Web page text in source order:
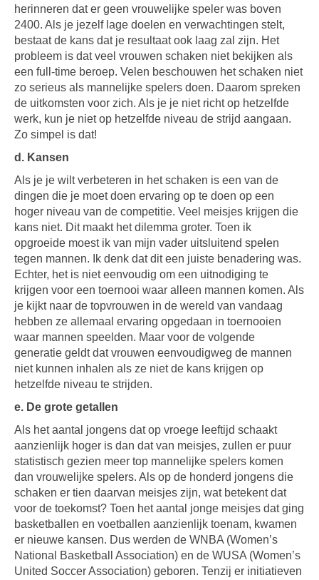
herinneren dat er geen vrouwelijke speler was boven
2400. Als je jezelf lage doelen en verwachtingen stelt,
bestaat de kans dat je resultaat ook laag zal zijn. Het
probleem is dat veel vrouwen schaken niet bekijken als
een full-time beroep. Velen beschouwen het schaken niet
zo serieus als mannelijke spelers doen. Daarom spreken
de uitkomsten voor zich. Als je je niet richt op hetzelfde
werk, kun je niet op hetzelfde niveau de strijd aangaan.
Zo simpel is dat!
d. Kansen
Als je je wilt verbeteren in het schaken is een van de
dingen die je moet doen ervaring op te doen op een
hoger niveau van de competitie. Veel meisjes krijgen die
kans niet. Dit maakt het dilemma groter. Toen ik
opgroeide moest ik van mijn vader uitsluitend spelen
tegen mannen. Ik denk dat dit een juiste benadering was.
Echter, het is niet eenvoudig om een uitnodiging te
krijgen voor een toernooi waar alleen mannen komen. Als
je kijkt naar de topvrouwen in de wereld van vandaag
hebben ze allemaal ervaring opgedaan in toernooien
waar mannen speelden. Maar voor de volgende
generatie geldt dat vrouwen eenvoudigweg de mannen
niet kunnen inhalen als ze niet de kans krijgen op
hetzelfde niveau te strijden.
e. De grote getallen
Als het aantal jongens dat op vroege leeftijd schaakt
aanzienlijk hoger is dan dat van meisjes, zullen er puur
statistisch gezien meer top mannelijke spelers komen
dan vrouwelijke spelers. Als op de honderd jongens die
schaken er tien daarvan meisjes zijn, wat betekent dat
voor de toekomst? Toen het aantal jonge meisjes dat ging
basketballen en voetballen aanzienlijk toenam, kwamen
er nieuwe kansen. Dus werden de WNBA (Women’s
National Basketball Association) en de WUSA (Women’s
United Soccer Association) geboren. Tenzij er initiatieven